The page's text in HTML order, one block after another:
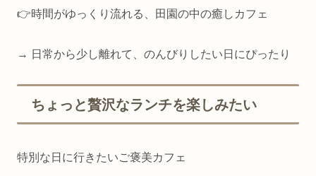
👉時間がゆっくり流れる、田園の中の癒しカフェ
→ 日常から少し離れて、のんびりしたい日にぴったり
ちょっと贅沢なランチを楽しみたい
特別な日に行きたいご褒美カフェ